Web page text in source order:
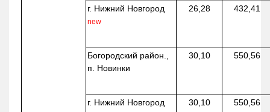
г. Нижний Новгород
new
26,28 432,41
Богородский район.,
п. Новинки
30,10 550,56
г. Нижний Новгород 30,10 550,56